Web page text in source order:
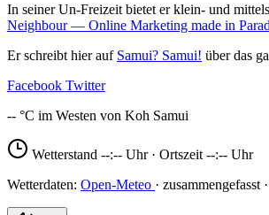
In seiner Un-Freizeit bietet er klein- und
Neighbour — Online Marketing made in
Er schreibt hier auf Samui? Samui! über das
Facebook Twitter
--
Wetterstand --:-- Uhr · Ortszeit --:-- Uhr
Open-Meteo